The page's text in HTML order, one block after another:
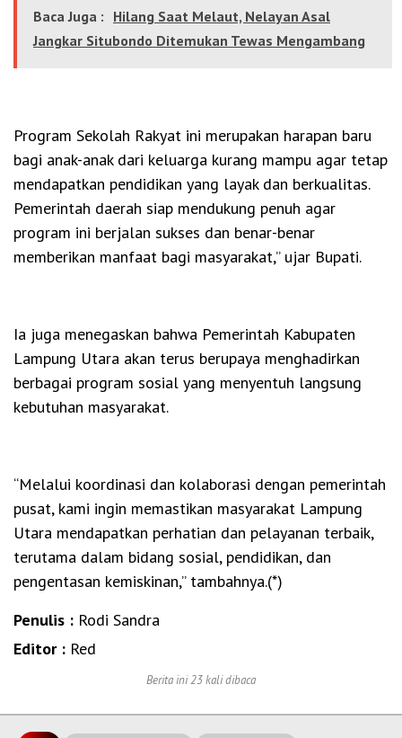
Baca Juga : Hilang Saat Melaut, Nelayan Asal
Jangkar Situbondo Ditemukan Tewas Mengambang
Program Sekolah Rakyat ini merupakan harapan baru
bagi anak-anak dari keluarga kurang mampu agar tetap
mendapatkan pendidikan yang layak dan berkualitas.
Pemerintah daerah siap mendukung penuh agar
program ini berjalan sukses dan benar-benar
memberikan manfaat bagi masyarakat,” ujar Bupati.
Ia juga menegaskan bahwa Pemerintah Kabupaten
Lampung Utara akan terus berupaya menghadirkan
berbagai program sosial yang menyentuh langsung
kebutuhan masyarakat.
“Melalui koordinasi dan kolaborasi dengan pemerintah
pusat, kami ingin memastikan masyarakat Lampung
Utara mendapatkan perhatian dan pelayanan terbaik,
terutama dalam bidang sosial, pendidikan, dan
pengentasan kemiskinan,” tambahnya.(*)
Penulis : Rodi Sandra
Editor : Red
Berita ini 23 kali dibaca